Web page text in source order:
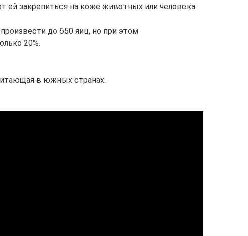
закрепиться на коже животных или человека.
до 650 яиц, но при этом
20%.
в южных странах.